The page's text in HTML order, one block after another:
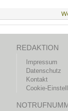
REDAKTION
Impressum
Datenschutz
Kontakt
Cookie-